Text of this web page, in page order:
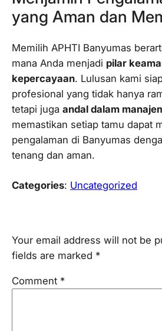
yang Aman dan
Memilih APHTI Banyumas
mana Anda menjadi pilar
kepercayaan. Lulusan kami
profesional yang tidak hanya
tetapi juga andal dalam
memastikan setiap tamu dapat
pengalaman di Banyumas
tenang dan aman.
Categories: Uncategorized
Your email address will not be
fields are marked *
Comment *